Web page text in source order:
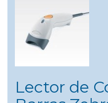
Lector de